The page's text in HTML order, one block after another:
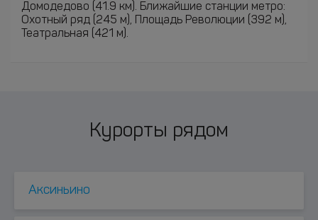
Домодедово (41.9 км). Ближайшие станции метро:
Охотный ряд (245 м), Площадь Революции (392 м),
Театральная (421 м).
Курорты рядом
Аксиньино